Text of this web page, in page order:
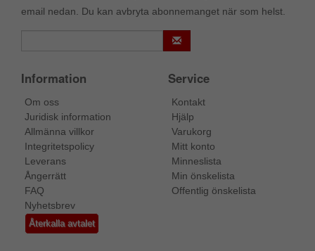
email nedan. Du kan avbryta abonnemanget när som helst.
Information
Om oss
Juridisk information
Allmänna villkor
Integritetspolicy
Leverans
Ångerrätt
FAQ
Nyhetsbrev
Återkalla avtalet
Service
Kontakt
Hjälp
Varukorg
Mitt konto
Minneslista
Min önskelista
Offentlig önskelista